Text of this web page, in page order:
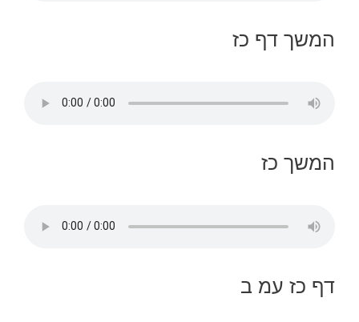
המשך דף כז
המשך כז
דף כז עמ ב